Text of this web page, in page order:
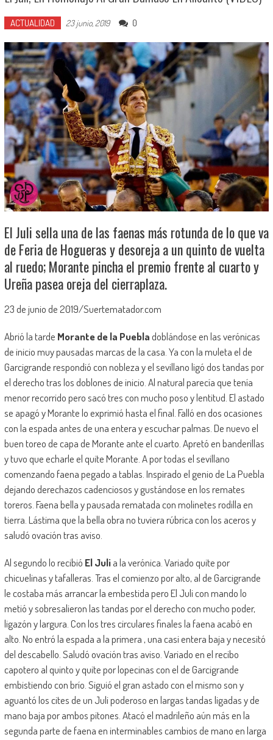
ACTUALIDAD 23 junio, 2019 0
El Juli sella una de las faenas más rotunda de lo que va
de Feria de Hogueras y desoreja a un quinto de vuelta
al ruedo; Morante pincha el premio frente al cuarto y
Ureña pasea oreja del cierraplaza.
23 de junio de 2019/Suertematador.com
Abrió la tarde Morante de la Puebladoblándose en las verónicas
de inicio muy pausadas marcas de la casa. Ya con la muleta el de
Garcigrande respondió con nobleza y el sevillano ligó dos tandas por
el derecho tras los doblones de inicio. Al natural parecía que tenía
menor recorrido pero sacó tres con mucho poso y lentitud. El astado
se apagó y Morante lo exprimió hasta el final. Falló en dos ocasiones
con la espada antes de una entera y escuchar palmas. De nuevo el
buen toreo de capa de Morante ante el cuarto. Apretó en banderillas
y tuvo que echarle el quite Morante. A por todas el sevillano
comenzando faena pegado a tablas. Inspirado el genio de La Puebla
dejando derechazos cadenciosos y gustándose en los remates
toreros. Faena bella y pausada rematada con molinetes rodilla en
tierra. Lástima que la bella obra no tuviera rúbrica con los aceros y
saludó ovación tras aviso.
Al segundo lo recibió El Julia la verónica. Variado quite por
chicuelinas y tafalleras. Tras el comienzo por alto, al de Garcigrande
le costaba más arrancar la embestida pero El Juli con mando lo
metió y sobresalieron las tandas por el derecho con mucho poder,
ligazón y largura. Con los tres circulares finales la faena acabó en
alto. No entró la espada a la primera , una casi entera baja y necesitó
del descabello. Saludó ovación tras aviso. Variado en el recibo
capotero al quinto y quite por lopecinas con el de Garcigrande
embistiendo con brío. Siguió el gran astado con el mismo son y
aguantó los cites de un Juli poderoso en largas tandas ligadas y de
mano baja por ambos pitones. Atacó el madrileño aún más en la
segunda parte de faena en interminables cambios de mano en larga